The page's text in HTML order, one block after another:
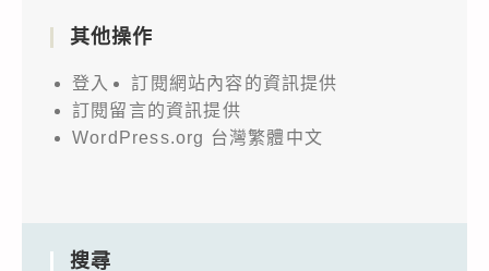
其他操作
登入
訂閱網站內容的資訊提供
訂閱留言的資訊提供
WordPress.org 台灣繁體中文
搜尋